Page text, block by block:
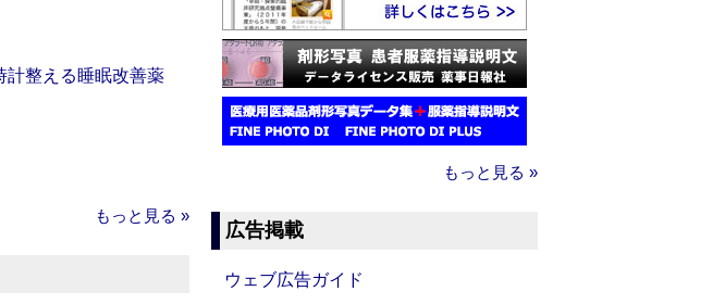
計整える睡眠改善薬
もっと見る »
もっと見る »
広告掲載
ウェブ広告ガイド